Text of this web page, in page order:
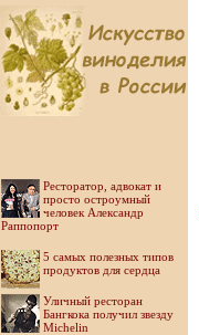
Ресторатор, адвокат и
просто остроумный
человек Александр
Раппопорт
5 самых полезных типов
продуктов для сердца
Уличный ресторан
Бангкока получил звезду
Michelin